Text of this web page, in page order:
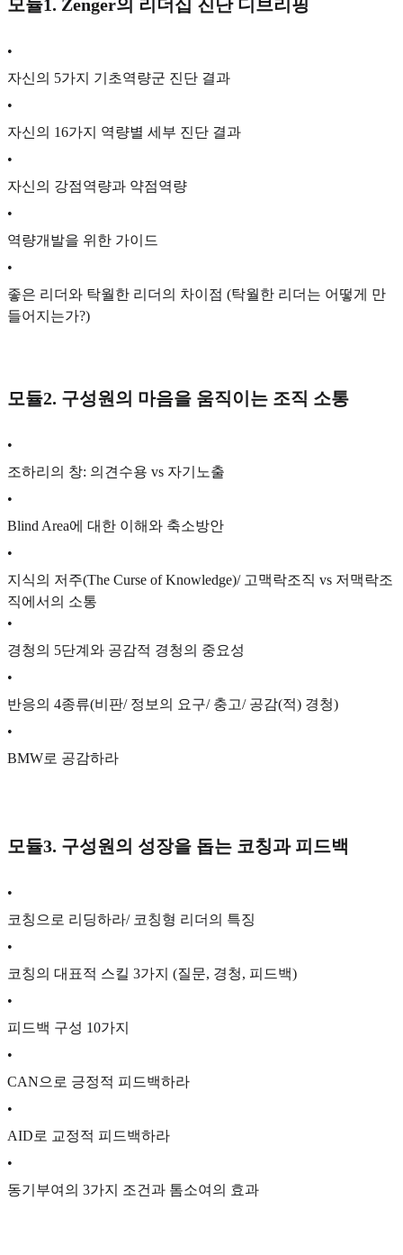
모듈1. Zenger의 리더십 진단 디브리핑
•
자신의 5가지 기초역량군 진단 결과
•
자신의 16가지 역량별 세부 진단 결과
•
자신의 강점역량과 약점역량
•
역량개발을 위한 가이드
•
좋은 리더와 탁월한 리더의 차이점 (탁월한 리더는 어떻게 만
들어지는가?)
모듈2. 구성원의 마음을 움직이는 조직 소통
•
조하리의 창: 의견수용 vs 자기노출
•
Blind Area에 대한 이해와 축소방안
•
지식의 저주(The Curse of Knowledge)/ 고맥락조직 vs 저맥락조
직에서의 소통
•
경청의 5단계와 공감적 경청의 중요성
•
반응의 4종류(비판/ 정보의 요구/ 충고/ 공감(적) 경청)
•
BMW로 공감하라
모듈3. 구성원의 성장을 돕는 코칭과 피드백
•
코칭으로 리딩하라/ 코칭형 리더의 특징
•
코칭의 대표적 스킬 3가지 (질문, 경청, 피드백)
•
피드백 구성 10가지
•
CAN으로 긍정적 피드백하라
•
AID로 교정적 피드백하라
•
동기부여의 3가지 조건과 톰소여의 효과